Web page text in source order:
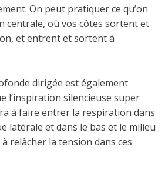
On peut pratiquer ce qu’on
centrale, où vos côtes sortent et
et entrent et sortent à
dirigée est également
l’inspiration silencieuse super
à faire entrer la respiration dans
latérale et dans le bas et le milieu
relâcher la tension dans ces